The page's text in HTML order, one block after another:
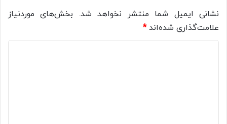
نشانی ایمیل شما منتشر نخواهد شد. بخش‌های موردنیاز
علامت‌گذاری شده‌اند*